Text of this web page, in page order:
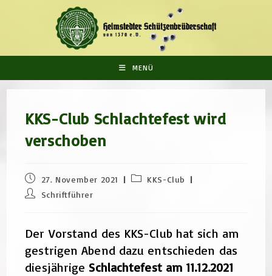
MENÜ
KKS-Club Schlachtefest wird
verschoben
Beitrag
veröffentlicht:
27. November 2021
Beitrags-
KKS-Club
Beitrags-
Schriftführer
Der Vorstand des KKS-Club hat sich am
gestrigen Abend dazu entschieden das
diesjährige Schlachtefest am 11.12.2021